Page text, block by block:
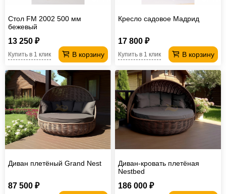
Стол FM 2002 500 мм
бежевый
13 250 ₽
В корзину
Купить в 1 клик
Кресло садовое Мадрид
17 800 ₽
В корзину
Купить в 1 клик
Диван плетёный Grand Nest
87 500 ₽
Диван-кровать плетёная
Nestbed
186 000 ₽